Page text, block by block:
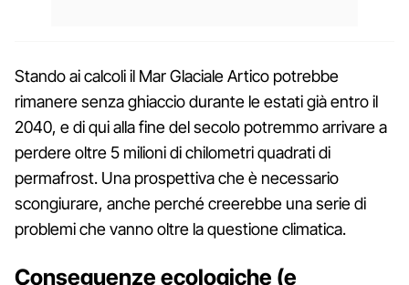
Stando ai calcoli il Mar Glaciale Artico potrebbe
rimanere senza ghiaccio durante le estati già entro il
2040, e di qui alla fine del secolo potremmo arrivare a
perdere oltre 5 milioni di chilometri quadrati di
permafrost. Una prospettiva che è necessario
scongiurare, anche perché creerebbe una serie di
problemi che vanno oltre la questione climatica.
Conseguenze ecologiche (e